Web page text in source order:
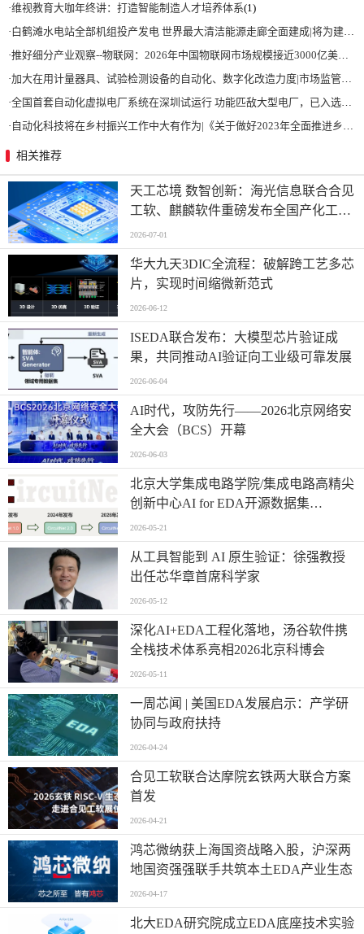
·维视教育大咖年终讲：打造智能制造人才培养体系(1)
·白鹤滩水电站全部机组投产发电 世界最大清洁能源走廊全面建成|将为建设新型能源体系、保障国家能源安全、实现“双碳”目标提供有力支撑
·推好细分产业观察--物联网：2026年中国物联网市场规模接近3000亿美元 智慧工厂、智慧城市、智慧电网等将占60%以上
·加大在用计量器具、试验检测设备的自动化、数字化改造力度|市场监管总局 工业和信息化部 关于促进企业计量能力提升的指导意见
·全国首套自动化虚拟电厂系统在深圳试运行 功能匹敌大型电厂，已入选国际典型案例
· 自动化科技将在乡村振兴工作中大有作为|《关于做好2023年全面推进乡村振兴重点工作的意见》发布
相关推荐
天工芯境 数智创新：海光信息联合合见
工软、麒麟软件重磅发布全国产化工业
设计一体机方案
2026-07-01
华大九天3DIC全流程：破解跨工艺多芯
片，实现时间缩微新范式
2026-06-12
ISEDA联合发布：大模型芯片验证成
果，共同推动AI验证向工业级可靠发展
2026-06-04
AI时代，攻防先行——2026北京网络安
全大会（BCS）开幕
2026-06-03
北京大学集成电路学院/集成电路高精尖
创新中心AI for EDA开源数据集
CircuitNet升级3.0版本
2026-05-21
从工具智能到 AI 原生验证：徐强教授
出任芯华章首席科学家
2026-05-12
深化AI+EDA工程化落地，汤谷软件携
全栈技术体系亮相2026北京科博会
2026-05-11
一周芯闻 | 美国EDA发展启示：产学研
协同与政府扶持
2026-04-24
合见工软联合达摩院玄铁两大联合方案
首发
2026-04-21
鸿芯微纳获上海国资战略入股，沪深两
地国资强强联手共筑本土EDA产业生态
2026-04-17
北大EDA研究院成立EDA底座技术实验